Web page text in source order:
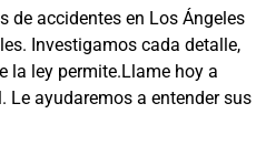
de accidentes en Los Ángeles
Investigamos cada detalle,
la ley permite.Llame hoy a
ayudaremos a entender sus